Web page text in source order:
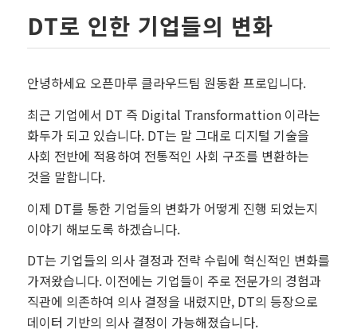
DT로 인한 기업들의 변화
안녕하세요 오픈마루 클라우드팀 원동환 프로입니다.
최근 기업에서 DT 즉 Digital Transformattion 이라는
화두가 되고 있습니다. DT는 말 그대로 디지털 기술을
사회 전반에 적용하여 전통적인 사회 구조를 변환하는
것을 말합니다.
이제 DT를 통한 기업들의 변화가 어떻게 진행 되었는지
이야기 해보도록 하겠습니다.
DT는 기업들의 의사 결정과 전략 수립에 혁신적인 변화를
가져왔습니다. 이전에는 기업들이 주로 전문가의 경험과
직관에 의존하여 의사 결정을 내렸지만, DT의 등장으로
데이터 기반의 의사 결정이 가능해졌습니다.